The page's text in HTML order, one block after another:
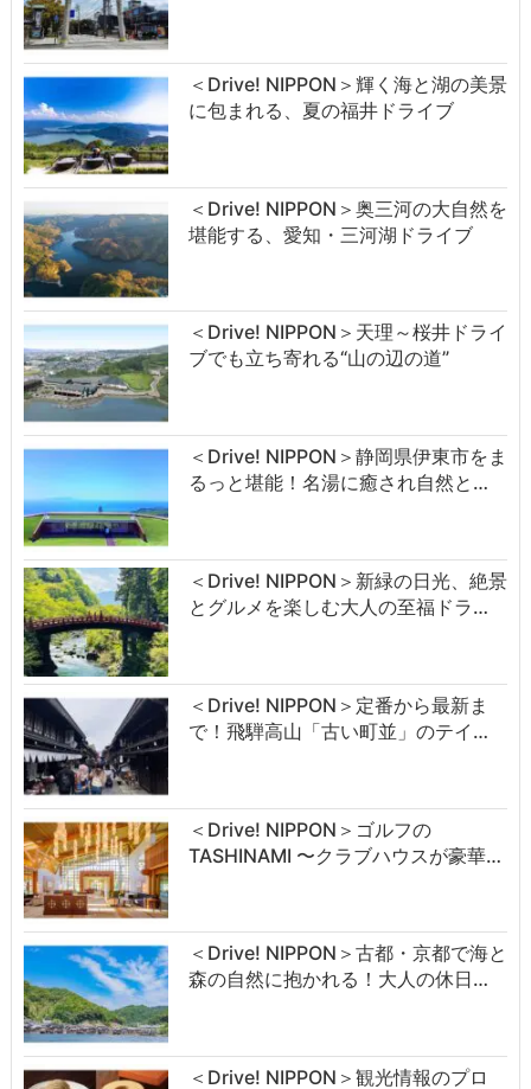
＜Drive! NIPPON＞輝く海と湖の美景
に包まれる、夏の福井ドライブ
＜Drive! NIPPON＞奥三河の大自然を
堪能する、愛知・三河湖ドライブ
＜Drive! NIPPON＞天理～桜井ドライ
ブでも立ち寄れる“山の辺の道”
＜Drive! NIPPON＞静岡県伊東市をま
るっと堪能！名湯に癒され自然と…
＜Drive! NIPPON＞新緑の日光、絶景
とグルメを楽しむ大人の至福ドラ…
＜Drive! NIPPON＞定番から最新ま
で！飛騨高山「古い町並」のテイ…
＜Drive! NIPPON＞ゴルフの
TASHINAMI 〜クラブハウスが豪華…
＜Drive! NIPPON＞古都・京都で海と
森の自然に抱かれる！大人の休日…
＜Drive! NIPPON＞観光情報のプロ